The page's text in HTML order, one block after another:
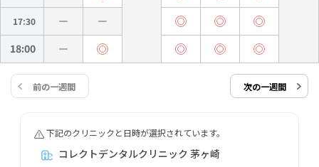
17:30
18:00
前の一週間 次の一週間
下記のクリニックと日時が選択されています。
コレクトデンタルクリニック 茅ヶ崎